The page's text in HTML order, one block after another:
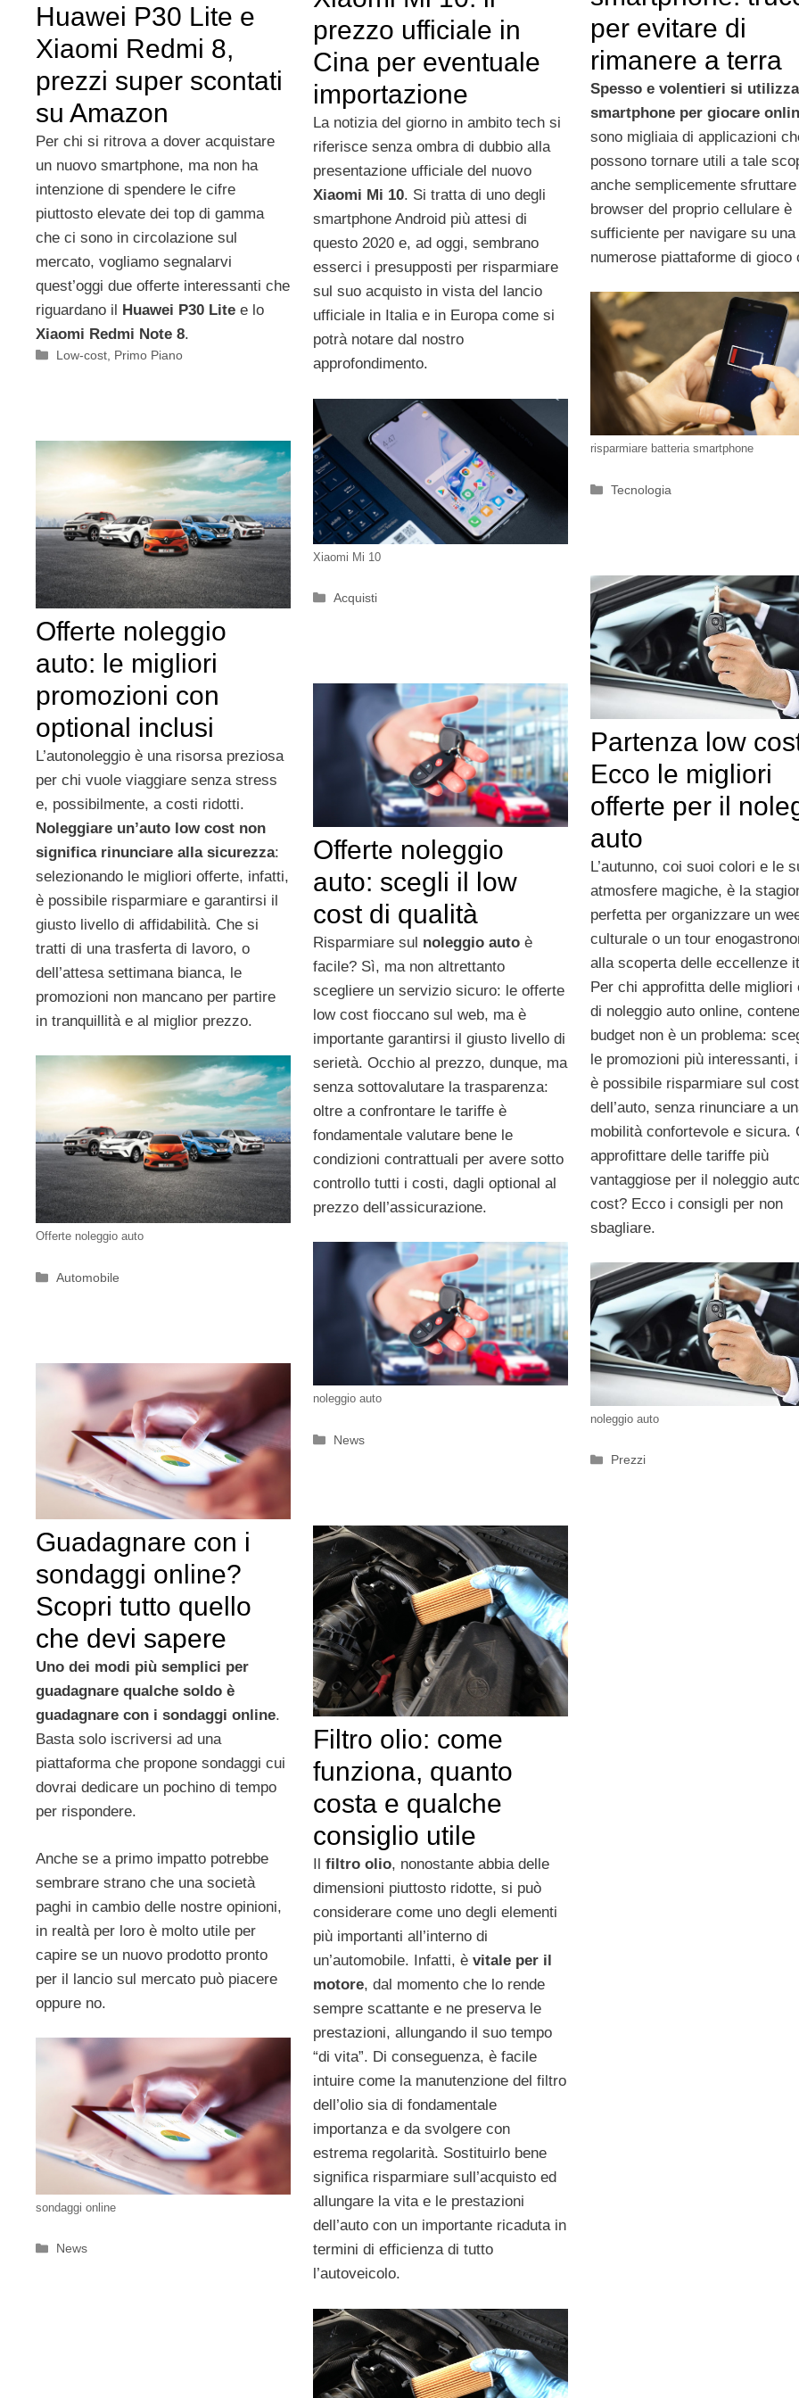
Huawei P30 Lite e
Xiaomi Redmi 8,
prezzi super scontati
su Amazon
Per chi si ritrova a dover acquistare
un nuovo smartphone, ma non ha
intenzione di spendere le cifre
piuttosto elevate dei top di gamma
che ci sono in circolazione sul
mercato, vogliamo segnalarvi
quest’oggi due offerte interessanti che
riguardano il Huawei P30 Lite e lo
Xiaomi Redmi Note 8.
Categorie
Low-cost Primo Piano
prezzo ufficiale in
Cina per eventuale
importazione
La notizia del giorno in ambito tech si
riferisce senza ombra di dubbio alla
presentazione ufficiale del nuovo
Xiaomi Mi 10. Si tratta di uno degli
smartphone Android più attesi di
questo 2020 e, ad oggi, sembrano
esserci i presupposti per risparmiare
sul suo acquisto in vista del lancio
ufficiale in Italia e in Europa come si
potrà notare dal nostro
approfondimento.
Xiaomi Mi 10
Categorie
Acquisti
per evitare di
rimanere a terra
Spesso e volentieri si
smartphone per giocare
sono migliaia di applicazioni
possono tornare utili a tale
anche semplicemente
browser del proprio cellulare è
sufficiente per navigare su una
numerose piattaforme di gioco
risparmiare batteria smartphone
Categorie
Tecnologia
Offerte noleggio
auto: le migliori
promozioni con
optional inclusi
L’autonoleggio è una risorsa preziosa
per chi vuole viaggiare senza stress
e, possibilmente, a costi ridotti.
Noleggiare un’auto low cost non
significa rinunciare alla sicurezza:
selezionando le migliori offerte, infatti,
è possibile risparmiare e garantirsi il
giusto livello di affidabilità. Che si
tratti di una trasferta di lavoro, o
dell’attesa settimana bianca, le
promozioni non mancano per partire
in tranquillità e al miglior prezzo.
Offerte noleggio auto
Categorie
Automobile
Partenza low
Ecco le migliori
offerte per il
auto
L’autunno, coi suoi colori e le
atmosfere magiche, è la
perfetta per organizzare un
culturale o un tour
alla scoperta delle eccellenze
Per chi approfitta delle migliori
di noleggio auto online,
budget non è un problema:
le promozioni più interessanti,
è possibile risparmiare sul
dell’auto, senza rinunciare a
mobilità confortevole e sicura.
approfittare delle tariffe più
vantaggiose per il noleggio
cost? Ecco i consigli per non
sbagliare.
noleggio auto
Categorie
Prezzi
Offerte noleggio
auto: scegli il low
cost di qualità
Risparmiare sul noleggio autoè
facile? Sì, ma non altrettanto
scegliere un servizio sicuro: le offerte
low cost fioccano sul web, ma è
importante garantirsi il giusto livello di
serietà. Occhio al prezzo, dunque, ma
senza sottovalutare la trasparenza:
oltre a confrontare le tariffe è
fondamentale valutare bene le
condizioni contrattuali per avere sotto
controllo tutti i costi, dagli optional al
prezzo dell’assicurazione.
noleggio auto
Categorie
News
Guadagnare con i
sondaggi online?
Scopri tutto quello
che devi sapere
Uno dei modi più semplici per
guadagnare qualche soldo è
guadagnare con i sondaggi online.
Basta solo iscriversi ad una
piattaforma che propone sondaggi cui
dovrai dedicare un pochino di tempo
per rispondere.
Anche se a primo impatto potrebbe
sembrare strano che una società
paghi in cambio delle nostre opinioni,
in realtà per loro è molto utile per
capire se un nuovo prodotto pronto
per il lancio sul mercato può piacere
oppure no.
sondaggi online
Categorie
News
Filtro olio: come
funziona, quanto
costa e qualche
consiglio utile
filtro olio, nonostante abbia delle
dimensioni piuttosto ridotte, si può
considerare come uno degli elementi
più importanti all’interno di
un’automobile. Infatti, è vitale per il
motore, dal momento che lo rende
sempre scattante e ne preserva le
prestazioni, allungando il suo tempo
“di vita”. Di conseguenza, è facile
intuire come la manutenzione del filtro
dell’olio sia di fondamentale
importanza e da svolgere con
estrema regolarità. Sostituirlo bene
significa risparmiare sull’acquisto ed
allungare la vita e le prestazioni
dell’auto con un importante ricaduta in
termini di efficienza di tutto
l’autoveicolo.